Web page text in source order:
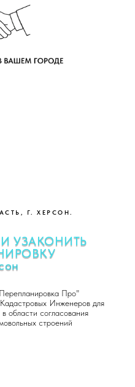
Г. ХЕРСОН.
УЗАКОНИТЬ
Про"
Инженеров для
области согласования
строений